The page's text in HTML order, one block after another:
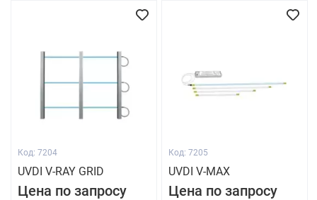
Код: 7204
UVDI V-RAY GRID
Цена по запросу
Код: 7205
UVDI V-MAX
Цена по запросу